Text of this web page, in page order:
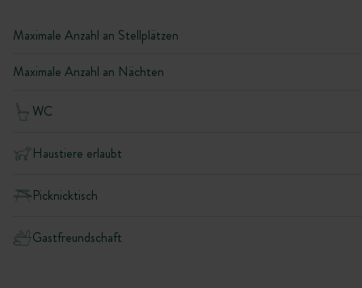
Maximale Anzahl an Stellplätzen
Maximale Anzahl an Nächten
WC
Haustiere erlaubt
Picknicktisch
Gastfreundschaft